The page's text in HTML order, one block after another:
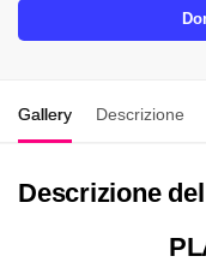
Gallery Descrizione
Descrizione